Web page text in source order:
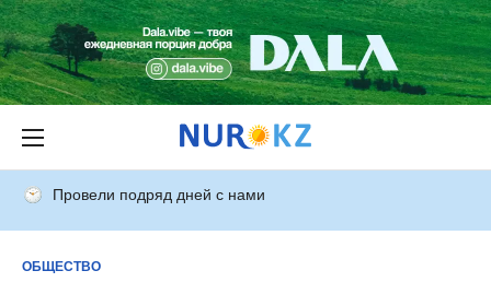
Провели подряд дней с нами
ОБЩЕСТВО